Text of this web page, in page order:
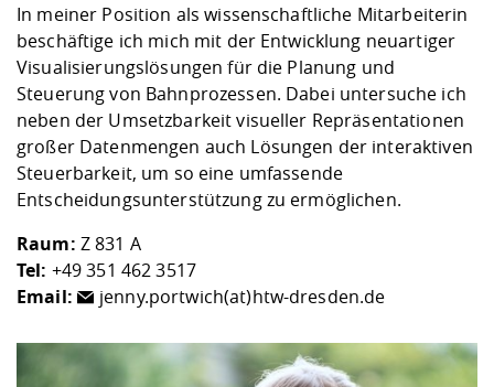
In meiner Position als wissenschaftliche Mitarbeiterin
beschäftige ich mich mit der Entwicklung neuartiger
Visualisierungslösungen für die Planung und
Steuerung von Bahnprozessen. Dabei untersuche ich
neben der Umsetzbarkeit visueller Repräsentationen
großer Datenmengen auch Lösungen der interaktiven
Steuerbarkeit, um so eine umfassende
Entscheidungsunterstützung zu ermöglichen.
Raum: Z 831 A
Tel: +49 351 462 3517
Email:
jenny.portwich(at)htw-dresden.de